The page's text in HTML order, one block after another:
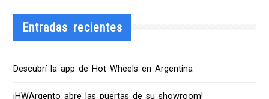
Entradas recientes
Descubrí la app de Hot Wheels en Argentina
¡HWArgento abre las puertas de su showroom!